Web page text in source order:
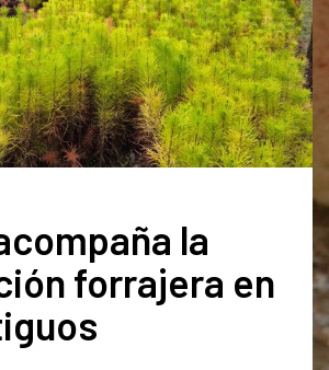
la
forrajera en